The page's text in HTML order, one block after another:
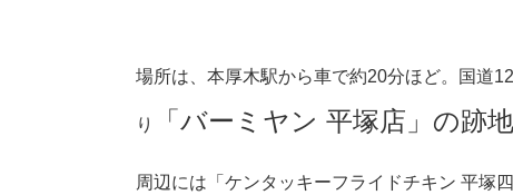
場所は、本厚木駅から車で約20分ほど。国道
り 「バーミヤン 平塚店」の跡地
周辺には「ケンタッキーフライドチキン 平塚